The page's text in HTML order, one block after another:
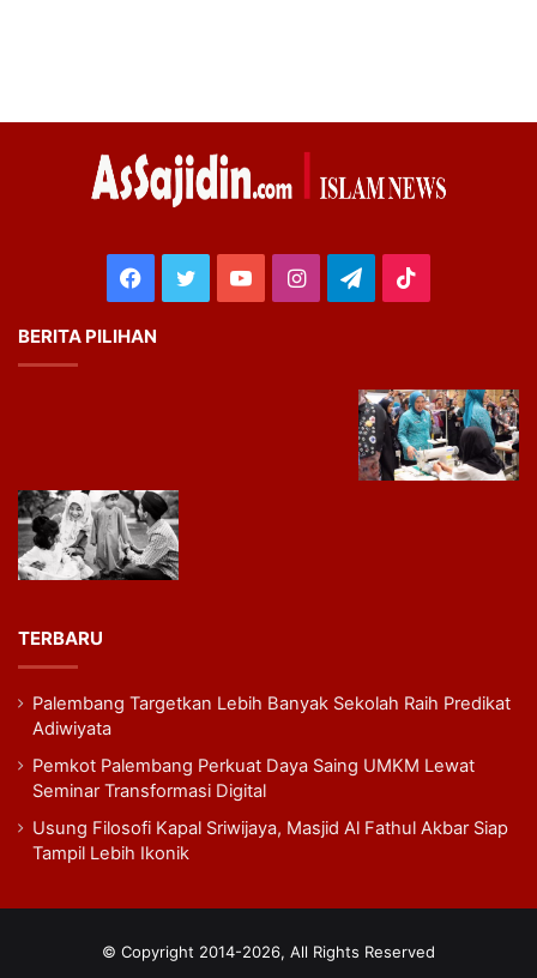
Facebook
TwitterYouTubeInstagram
Telegram
BERITA PILIHAN
TERBARU
Palembang Targetkan Lebih Banyak Sekolah Raih Predikat
Adiwiyata
Pemkot Palembang Perkuat Daya Saing UMKM Lewat
Seminar Transformasi Digital
Usung Filosofi Kapal Sriwijaya, Masjid Al Fathul Akbar Siap
Tampil Lebih Ikonik
© Copyright 2014-2026, All Rights Reserved